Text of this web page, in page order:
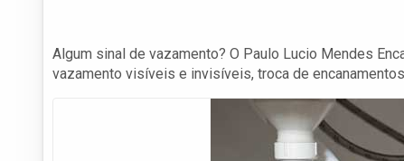
Algum sinal de vazamento? O Paulo Lucio Mendes
vazamento visíveis e invisíveis, troca de